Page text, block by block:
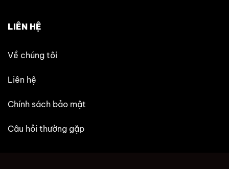
LIÊN HỆ
Về chúng tôi
Liên hệ
Chính sách bảo mật
Câu hỏi thường gặp